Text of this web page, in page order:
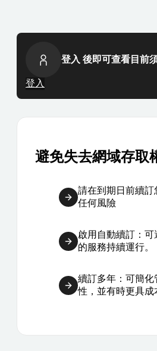
登入 後即可查看目前
登入
避免失去網域存取
請在到期日前續
任何風險
啟用自動續訂：
的服務持續運行。
續訂多年：可簡化
性，並有時更具成